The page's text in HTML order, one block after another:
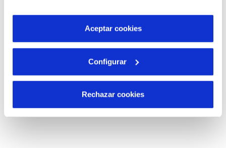
por tanto no se pueden desactivar. Puedes consultar
más información en nuestraPolítica de Cookies
Aceptar cookies
Configurar
Rechazar cookies
accidents laborals